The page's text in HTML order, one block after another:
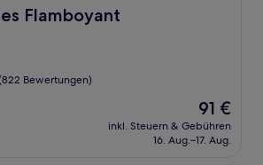
Flamboyant
Bewertungen)
Der
Preis
beträgt
91 €
inkl. Steuern & Gebühren
16. Aug.–17. Aug.